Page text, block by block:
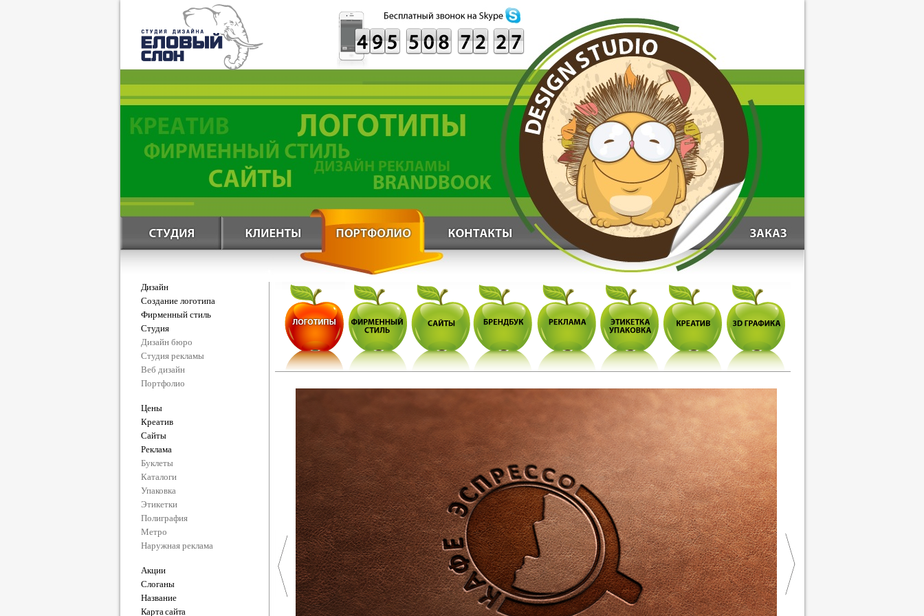
Дизайн
Создание логотипа
Фирменный стиль
Студия
Дизайн бюро
Студия рекламы
Веб дизайн
Портфолио
Цены
Креатив
Сайты
Реклама
Буклеты
Каталоги
Упаковка
Этикетки
Полиграфия
Метро
Наружная реклама
Акции
Слоганы
Название
Карта сайта